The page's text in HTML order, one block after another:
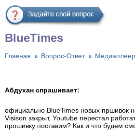
BlueTimes
Главная Вопрос-Ответ
Абдухан спрашивает:
официально BlueTimes новых пршивок
Visison закрыт, Youtube перестал
прошивку поставим? Как и что будем